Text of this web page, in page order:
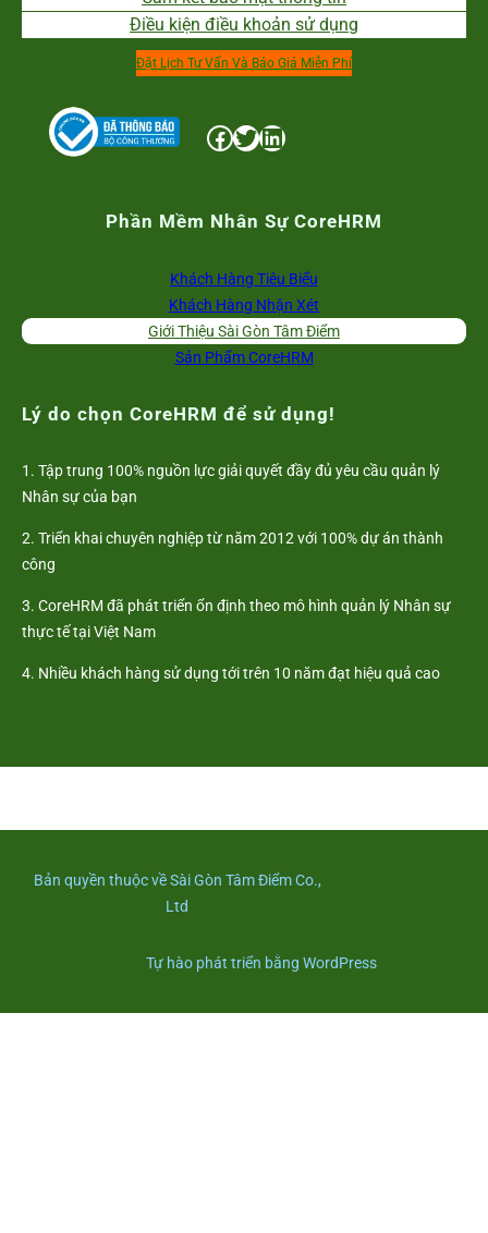
Điều kiện điều khoản sử dụng
Đặt Lịch Tư Vấn Và Báo Giá Miễn Phí
Facebook Twitter LinkedIn
Phần Mềm Nhân Sự CoreHRM
Khách Hàng Tiêu Biểu
Khách Hàng Nhận Xét
Giới Thiệu Sài Gòn Tâm Điểm
Sản Phẩm CoreHRM
Lý do chọn CoreHRM để sử dụng!
1. Tập trung 100% nguồn lực giải quyết đầy đủ yêu cầu quản lý
Nhân sự của bạn
2. Triển khai chuyên nghiệp từ năm 2012 với 100% dự án thành
công
3. CoreHRM đã phát triển ổn định theo mô hình quản lý Nhân sự
thực tế tại Việt Nam
4. Nhiều khách hàng sử dụng tới trên 10 năm đạt hiệu quả cao
Bản quyền thuộc về Sài Gòn Tâm Điểm Co.,
Ltd
Tự hào phát triển bằng WordPress